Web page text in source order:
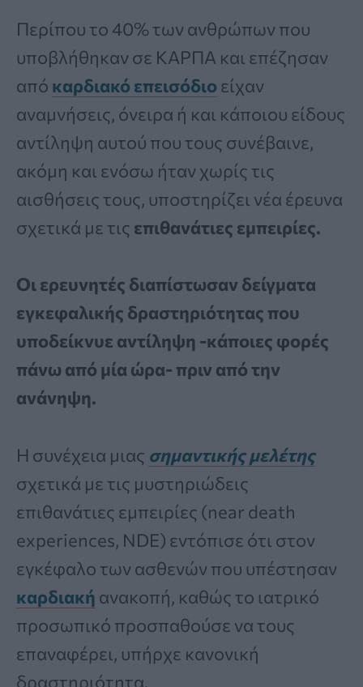
Περίπου το 40% των ανθρώπων που
υποβλήθηκαν σε ΚΑΡΠΑ και επέζησαν
από καρδιακό επεισόδιο είχαν
αναμνήσεις, όνειρα ή και κάποιου είδους
αντίληψη αυτού που τους συνέβαινε,
ακόμη και ενόσω ήταν χωρίς τις
αισθήσεις τους, υποστηρίζει νέα έρευνα
σχετικά με τις επιθανάτιες εμπειρίες.
Οι ερευνητές διαπίστωσαν δείγματα
εγκεφαλικής δραστηριότητας που
υποδείκνυε αντίληψη -κάποιες φορές
πάνω από μία ώρα- πριν από την
ανάνηψη.
Η συνέχεια μιας σημαντικής μελέτης
σχετικά με τις μυστηριώδεις
επιθανάτιες εμπειρίες (near death
experiences, NDE) εντόπισε ότι στον
εγκέφαλο των ασθενών που υπέστησαν
καρδιακή ανακοπή, καθώς το ιατρικό
προσωπικό προσπαθούσε να τους
επαναφέρει, υπήρχε κανονική
δραστηριότητα.